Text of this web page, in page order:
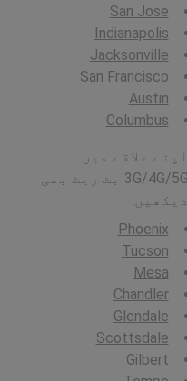
San Jose
Indianapolis
Jacksonville
San Francisco
Austin
Columbus
اپنے علاقے میں
3G/4G/5G بٹ ریٹ بھی
دیکھیں:
Phoenix
Tucson
Mesa
Chandler
Glendale
Scottsdale
Gilbert